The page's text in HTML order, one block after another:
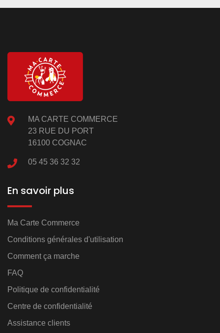
MA CARTE COMMERCE
23 RUE DU PORT
16100 COGNAC
05 45 36 32 32
En savoir plus
Ma Carte Commerce
Conditions générales d'utilisation
Comment ça marche
FAQ
Politique de confidentialité
Centre de confidentialité
Assistance clients